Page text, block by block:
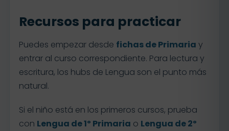
Recursos para practicar
Puedes empezar desde fichas de Primaria y
entrar al curso correspondiente. Para lectura y
escritura, los hubs de Lengua son el punto más
natural.
Si el niño está en los primeros cursos, prueba
con Lengua de 1º Primaria o Lengua de 2º